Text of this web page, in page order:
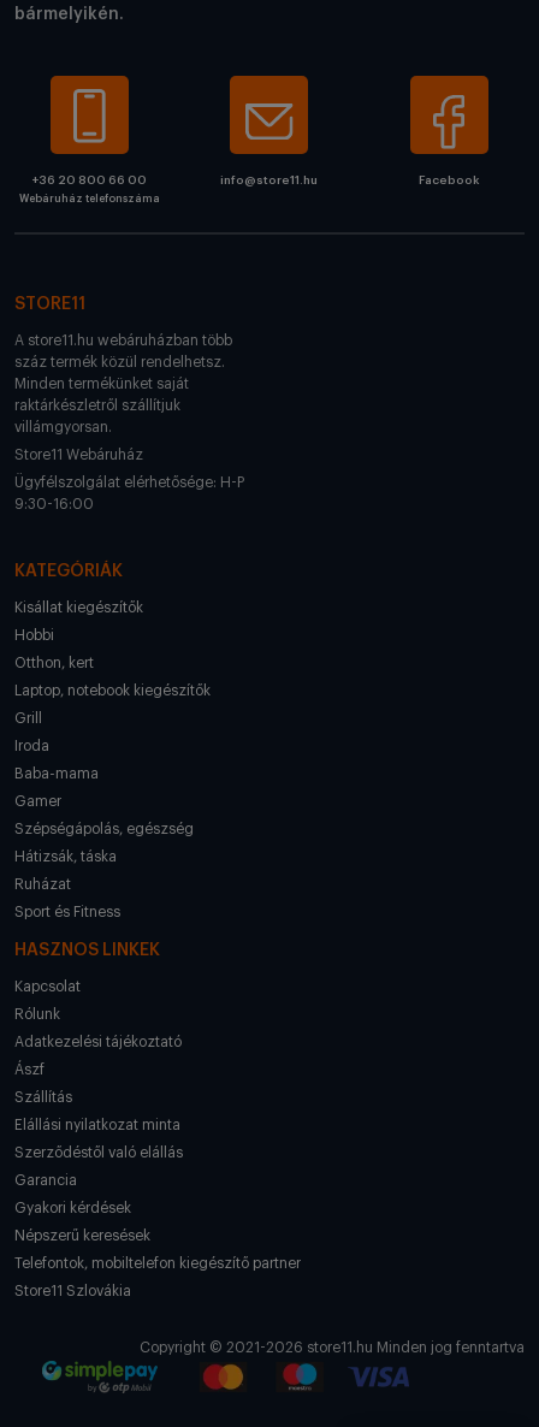
bármelyikén.
+36 20 800 66 00
Webáruház telefonszáma
info@store11.hu Facebook
STORE11
A store11.hu webáruházban több
száz termék közül rendelhetsz.
Minden termékünket saját
raktárkészletről szállítjuk
villámgyorsan.
Store11 Webáruház
Ügyfélszolgálat elérhetősége: H-P
9:30-16:00
KATEGÓRIÁK
Kisállat kiegészítők
Hobbi
Otthon, kert
Laptop, notebook kiegészítők
Grill
Iroda
Baba-mama
Gamer
Szépségápolás, egészség
Hátizsák, táska
Ruházat
Sport és Fitness
HASZNOS LINKEK
Kapcsolat
Rólunk
Adatkezelési tájékoztató
Ászf
Szállítás
Elállási nyilatkozat minta
Szerződéstől való elállás
Garancia
Gyakori kérdések
Népszerű keresések
Telefontok, mobiltelefon kiegészítő partner
Store11 Szlovákia
Copyright © 2021-2026 store11.hu Minden jog fenntartva